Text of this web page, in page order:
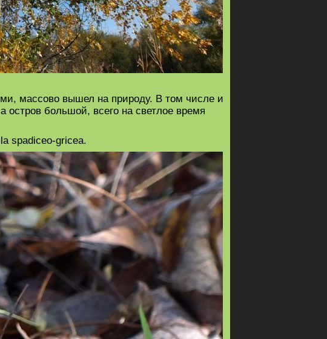
массово вышел на природу. В том числе и
большой, всего на светлое время
spadiceo-gricea.